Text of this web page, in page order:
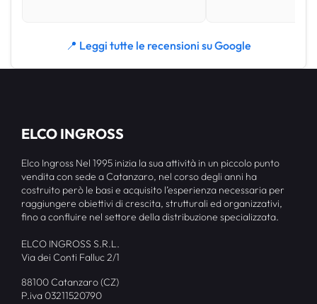
📍 Leggi tutte le recensioni su Google
ELCO INGROSS
Elco Ingross Nel 1995 inizia la sua attività in un piccolo punto
vendita con sede a Catanzaro, nel corso degli anni ha
costruito però le basi e acquisito l’esperienza necessaria per
raggiungere obiettivi di crescita, strutturali ed organizzativi,
fino a confluire nel settore della distribuzione specializzata.
ELCO INGROSS S.R.L.
Via dei Conti Falluc 2/1
88100 Catanzaro (CZ)
P.iva 03211520790